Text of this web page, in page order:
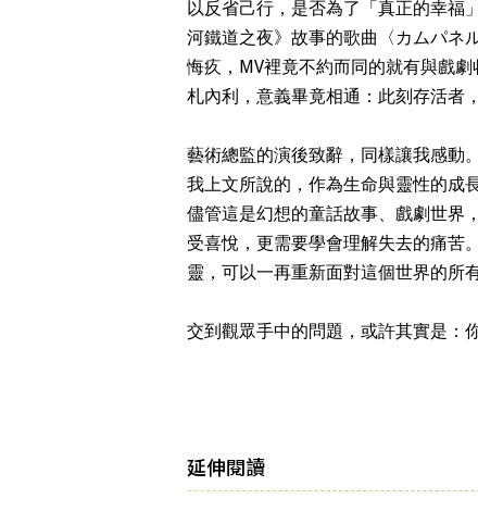
以反省己行，是否為了「真正的幸福
河鐵道之夜》故事的歌曲〈カムパネ
悔疚，MV裡竟不約而同的就有與戲
札內利，意義畢竟相通：此刻存活者
藝術總監的演後致辭，同樣讓我感
我上文所說的，作為生命與靈性的
儘管這是幻想的童話故事、戲劇世界
受喜悅，更需要學會理解失去的痛苦
靈，可以一再重新面對這個世界的所
交到觀眾手中的問題，或許其實是：
延伸閱讀